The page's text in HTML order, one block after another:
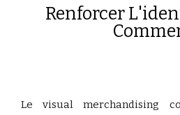
Renforcer
Le visual merchandising